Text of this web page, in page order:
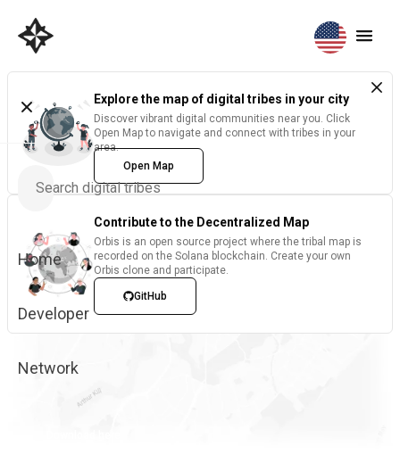
Home
Developer
Network
Explore the map of digital tribes in your city
Discover vibrant digital communities near you. Click
Open Map to navigate and connect with tribes in your
area.
Open Map
Contribute to the Decentralized Map
Orbis is an open source project where the tribal map is
recorded on the Solana blockchain. Create your own
Orbis clone and participate.
GitHub